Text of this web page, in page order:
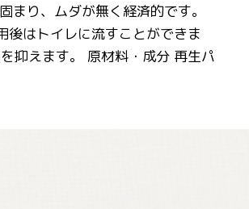
り、ムダが無く経済的です。
後はトイレに流すことができま
抑えます。 原材料・成分 再生パ